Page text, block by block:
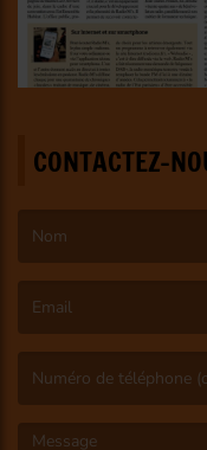
CONTACTEZ-